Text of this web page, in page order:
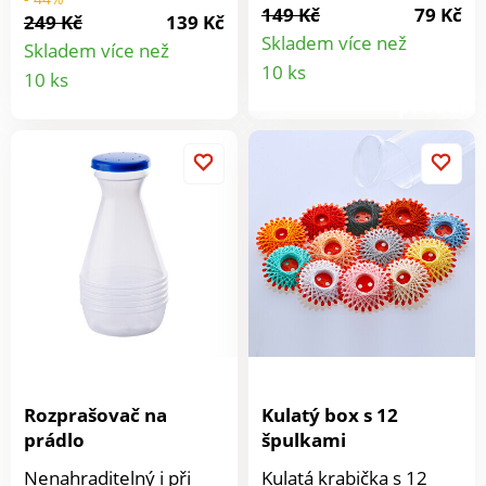
uschne. Vlákna jsou
opět příjemně měkká.
Rychlejší sušení. Méně
statické elektřiny a
249 Kč
139 Kč
Skladem více než
10 ks
149 Kč
79 Kč
Skladem více než
10 ks
Rozprašovač na
prádlo
Nenahraditelný i při
Kulatý box s 12
špulkami
Kulatá krabička s 12